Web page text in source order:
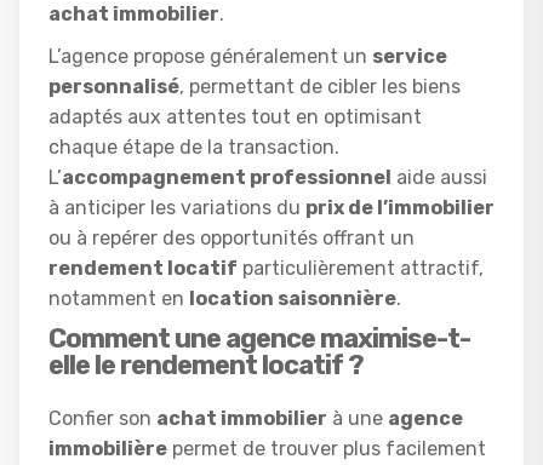
achat immobilier.
L’agence propose généralement un service
personnalisé, permettant de cibler les biens
adaptés aux attentes tout en optimisant
chaque étape de la transaction.
L’accompagnement professionnel aide aussi
à anticiper les variations du prix de l’immobilier
ou à repérer des opportunités offrant un
rendement locatif particulièrement attractif,
notamment en location saisonnière.
Comment une agence maximise-t-
elle le rendement locatif ?
Confier son achat immobilier à une agence
immobilière permet de trouver plus facilement